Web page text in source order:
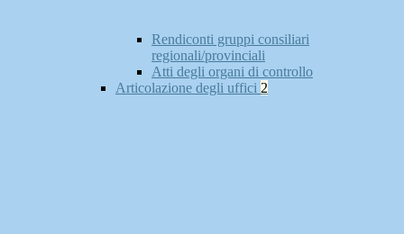
Rendiconti gruppi consiliari
regionali/provinciali
Atti degli organi di controllo
Articolazione degli uffici 2